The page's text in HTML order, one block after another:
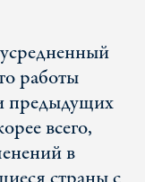
работы
предыдущих
всего,
в